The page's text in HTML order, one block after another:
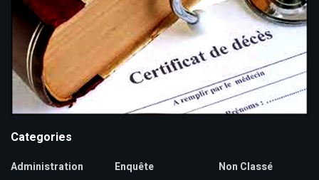
Categories
Administration
Enquête
Non Classé